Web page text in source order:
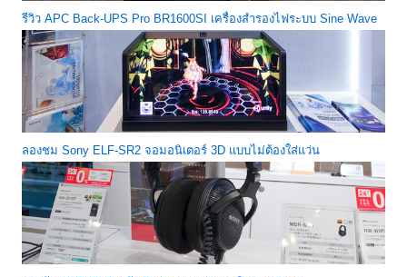
รีวิว APC Back-UPS Pro BR1600SI เครื่องสำรองไฟระบบ Sine Wave
ลองชม Sony ELF-SR2 จอมอนิเตอร์ 3D แบบไม่ต้องใส่แว่น